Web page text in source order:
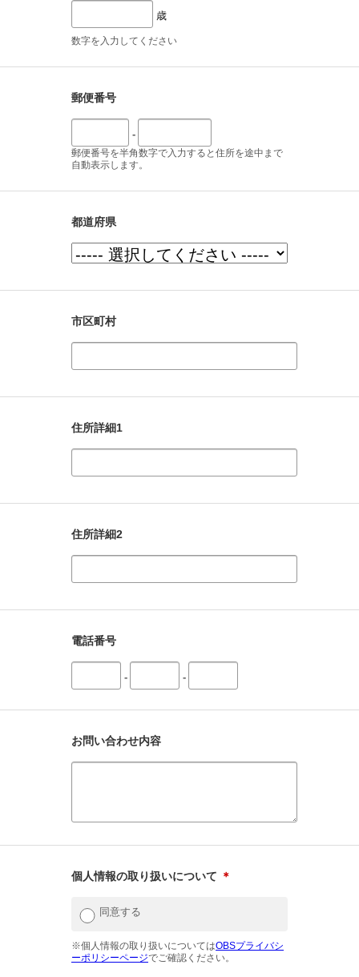
歳
数字を入力してください
郵便番号
-
郵便番号を半角数字で入力すると住所を途中まで
自動表示します。
都道府県
市区町村
住所詳細1
住所詳細2
電話番号
- -
お問い合わせ内容
個人情報の取り扱いについて ＊
同意する
※個人情報の取り扱いについてはOBSプライバシ
ーポリシーページでご確認ください。